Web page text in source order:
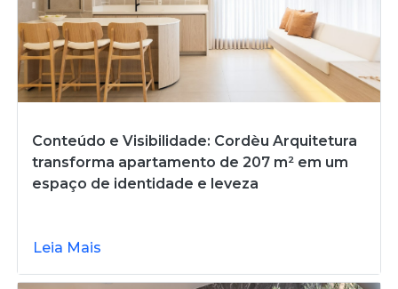
Conteúdo e Visibilidade: Cordèu Arquitetura
transforma apartamento de 207 m² em um
espaço de identidade e leveza
Leia Mais